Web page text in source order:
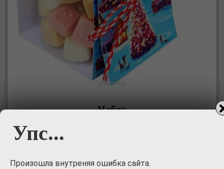
Набор
новогодний подарок.
Упс...
Произошла внутреняя ошибка сайта.